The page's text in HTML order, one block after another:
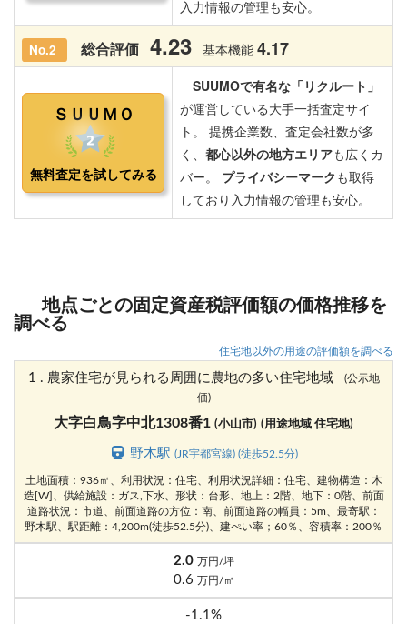
地点ごとの固定資産税評価額の価格推移を
調べる
住宅地以外の用途の評価額を調べる
1 . 農家住宅が見られる周囲に農地の多い住宅地域
(公示地
価)
大字白鳥字中北1308番1 (小山市) (用途地域 住宅地)
野木駅(JR宇都宮線) (徒歩52.5分)
土地面積：936㎡、利用状況：住宅、利用状況詳細：住宅、建物構造：木
造[W]、供給施設：ガス,下水、形状：台形、地上：2階、地下：0階、前面
道路状況：市道、前面道路の方位：南、前面道路の幅員：5m、最寄駅：
野木駅、駅距離：4,200m(徒歩52.5分)、建ぺい率；60％、容積率：200％
2.0 万円/坪
0.6 万円/㎡
-1.1%